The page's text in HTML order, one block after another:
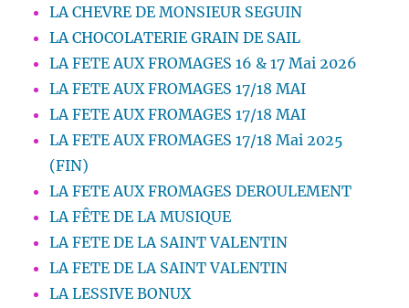
LA CHEVRE DE MONSIEUR SEGUIN
LA CHOCOLATERIE GRAIN DE SAIL
LA FETE AUX FROMAGES 16 & 17 Mai 2026
LA FETE AUX FROMAGES 17/18 MAI
LA FETE AUX FROMAGES 17/18 MAI
LA FETE AUX FROMAGES 17/18 Mai 2025
(FIN)
LA FETE AUX FROMAGES DEROULEMENT
LA FÊTE DE LA MUSIQUE
LA FETE DE LA SAINT VALENTIN
LA FETE DE LA SAINT VALENTIN
LA LESSIVE BONUX